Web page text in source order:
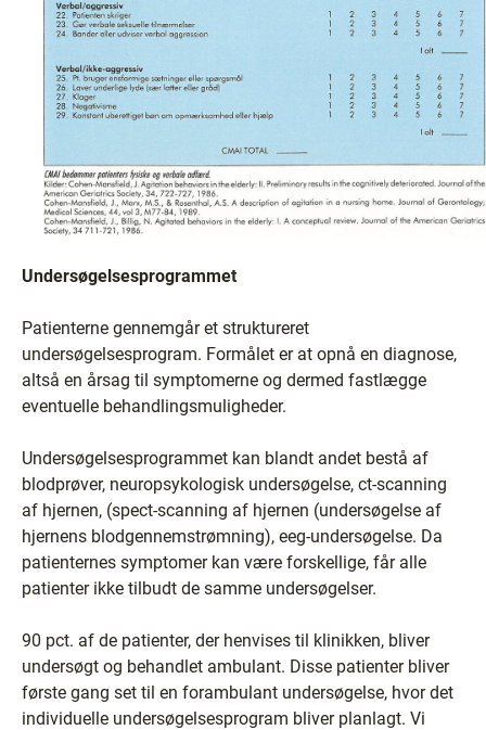
Undersøgelsesprogrammet
Patienterne gennemgår et struktureret
undersøgelsesprogram. Formålet er at opnå en diagnose,
altså en årsag til symptomerne og dermed fastlægge
eventuelle behandlingsmuligheder.
Undersøgelsesprogrammet kan blandt andet bestå af
blodprøver, neuropsykologisk undersøgelse, ct-scanning
af hjernen, (spect-scanning af hjernen (undersøgelse af
hjernens blodgennemstrømning), eeg-undersøgelse. Da
patienternes symptomer kan være forskellige, får alle
patienter ikke tilbudt de samme undersøgelser.
90 pct. af de patienter, der henvises til klinikken, bliver
undersøgt og behandlet ambulant. Disse patienter bliver
første gang set til en forambulant undersøgelse, hvor det
individuelle undersøgelsesprogram bliver planlagt. Vi